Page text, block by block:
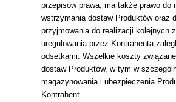
przepisów prawa, ma także prawo do
wstrzymania dostaw Produktów oraz
przyjmowania do realizacji kolejnych
uregulowania przez Kontrahenta
odsetkami. Wszelkie koszty
dostaw Produktów, w tym w
magazynowania i ubezpieczenia
Kontrahent.